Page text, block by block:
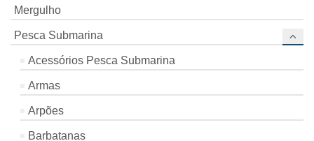
Mergulho
Pesca Submarina
Acessórios Pesca Submarina
Armas
Arpões
Barbatanas